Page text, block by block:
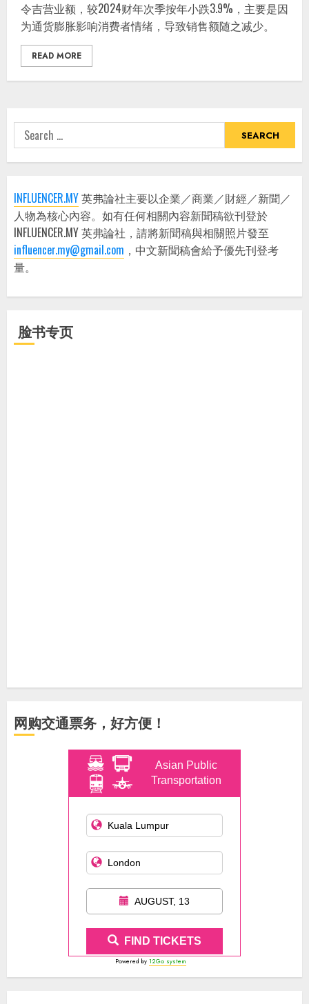
令吉营业额，较2024财年次季按年小跌3.9%，主要是因
为通货膨胀影响消费者情绪，导致销售额随之减少。
READ MORE
Search
for:
INFLUENCER.MY英弗論社主要以企業／商業／財經／新聞／
人物為核心內容。如有任何相關內容新聞稿欲刊登於
INFLUENCER.MY 英弗論社，請將新聞稿與相關照片發至
influencer.my@gmail.com ，中文新聞稿會給予優先刊登考
量。
脸书专页
网购交通票务，好方便！
Asian Public
Transportation
AUGUST, 13
FIND TICKETS
Powered by 12Go system